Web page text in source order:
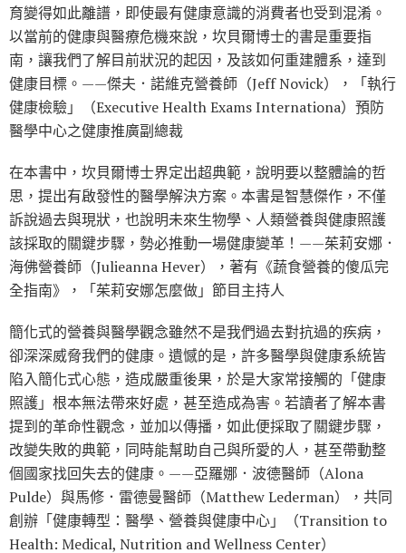
育變得如此離譜，即使最有健康意識的消費者也受到混淆。
以當前的健康與醫療危機來說，坎貝爾博士的書是重要指
南，讓我們了解目前狀況的起因，及該如何重建體系，達到
健康目標。——傑夫．諾維克營養師（Jeff Novick），「執行
健康檢驗」（Executive Health Exams Internationa）預防
醫學中心之健康推廣副總裁
在本書中，坎貝爾博士界定出超典範，說明要以整體論的哲
思，提出有啟發性的醫學解決方案。本書是智慧傑作，不僅
訴說過去與現狀，也說明未來生物學、人類營養與健康照護
該採取的關鍵步驟，勢必推動一場健康變革！——茱莉安娜．
海佛營養師（Julieanna Hever），著有《蔬食營養的傻瓜完
全指南》，「茱莉安娜怎麼做」節目主持人
簡化式的營養與醫學觀念雖然不是我們過去對抗過的疾病，
卻深深威脅我們的健康。遺憾的是，許多醫學與健康系統皆
陷入簡化式心態，造成嚴重後果，於是大家常接觸的「健康
照護」根本無法帶來好處，甚至造成為害。若讀者了解本書
提到的革命性觀念，並加以傳播，如此便採取了關鍵步驟，
改變失敗的典範，同時能幫助自己與所愛的人，甚至帶動整
個國家找回失去的健康。——亞羅娜．波德醫師（Alona
Pulde）與馬修．雷德曼醫師（Matthew Lederman），共同
創辦「健康轉型：醫學、營養與健康中心」（Transition to
Health: Medical, Nutrition and Wellness Center）